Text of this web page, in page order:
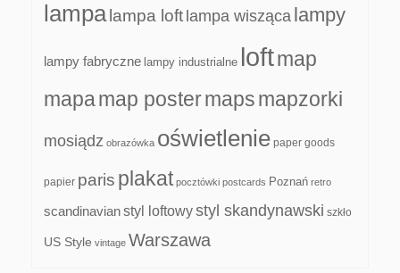
lampa lampa loft lampa wisząca lampy
lampy fabryczne lampy industrialne loftmap
mapamap postermapsmapzorki
mosiądz obrazówka oświetlenie paper goods
papier paris plakat pocztówki postcards Poznań retro
scandinavianstyl loftowystyl skandynawski szkło
US Style vintage Warszawa